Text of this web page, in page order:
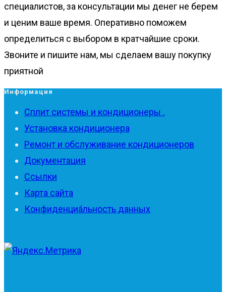
специалистов, за консультации мы денег не берем
и ценим ваше время. Оперативно поможем
определиться с выбором в кратчайшие сроки.
Звоните и пишите нам, мы сделаем вашу покупку
приятной
Информация
Сплит системы и кондиционеры .
Установка кондиционера
Ремонт и обслуживание кондиционеров
Документация
Ссылки
Карта сайта
Конфиденциа́льность данных